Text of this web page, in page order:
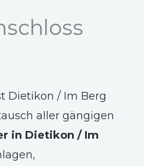
Dietikon / Im Berg
aller gängigen
in Dietikon / Im